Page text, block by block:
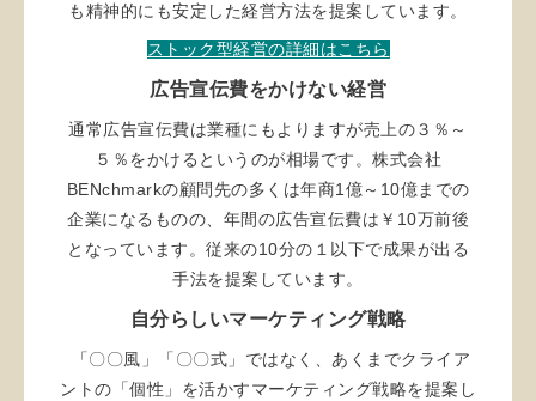
も精神的にも安定した経営方法を提案しています。
ストック型経営の詳細はこちら
広告宣伝費をかけない経営
通常広告宣伝費は業種にもよりますが売上の３％～
５％をかけるというのが相場です。株式会社
BENchmarkの顧問先の多くは年商1億～10億までの
企業になるものの、年間の広告宣伝費は￥10万前後
となっています。従来の10分の１以下で成果が出る
手法を提案しています。
自分らしいマーケティング戦略
「〇〇風」「〇〇式」ではなく、あくまでクライア
ントの「個性」を活かすマーケティング戦略を提案し